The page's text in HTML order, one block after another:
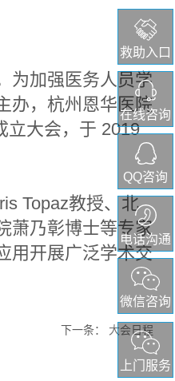
救助入口
在线咨询
QQ咨询
电话沟通
微信咨询
上门服务
为加强医务人员学
办，杭州恩华医院
立大会，于 2019
Topaz教授、北
萧乃彰博士等专家
用开展广泛学术交
下一条： 大会日程